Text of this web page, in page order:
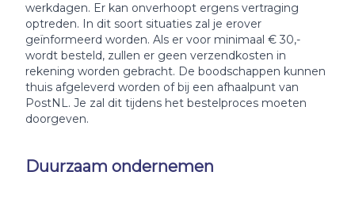
werkdagen. Er kan onverhoopt ergens vertraging
optreden. In dit soort situaties zal je erover
geïnformeerd worden. Als er voor minimaal € 30,-
wordt besteld, zullen er geen verzendkosten in
rekening worden gebracht. De boodschappen kunnen
thuis afgeleverd worden of bij een afhaalpunt van
PostNL. Je zal dit tijdens het bestelproces moeten
doorgeven.
Duurzaam ondernemen